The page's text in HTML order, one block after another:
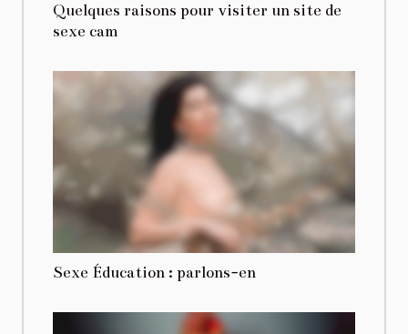
Quelques raisons pour visiter un site de
sexe cam
Sexe Éducation : parlons-en